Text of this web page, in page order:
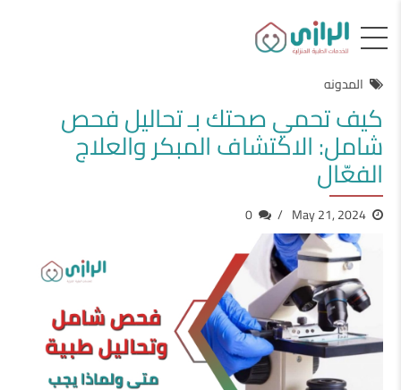
المدونه
كيف تحمي صحتك بـ تحاليل فحص
شامل: الاكتشاف المبكر والعلاج
الفعّال
May 21, 2024
0